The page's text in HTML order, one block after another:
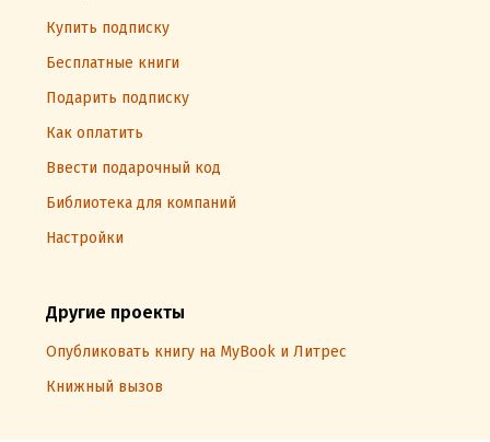
Купить подписку
Бесплатные книги
Подарить подписку
Как оплатить
Ввести подарочный код
Библиотека для компаний
Настройки
Другие проекты
Опубликовать книгу на MyBook и Литрес
Книжный вызов